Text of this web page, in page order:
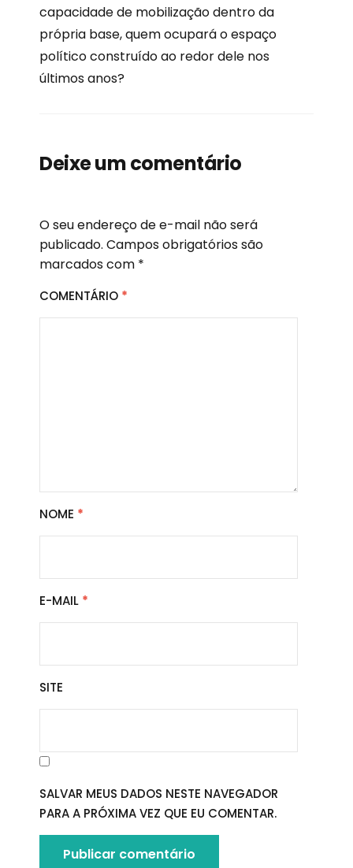
capacidade de mobilização dentro da
própria base, quem ocupará o espaço
político construído ao redor dele nos
últimos anos?
Deixe um comentário
O seu endereço de e-mail não será
publicado. Campos obrigatórios são
marcados com *
COMENTÁRIO *
NOME *
E-MAIL *
SITE
SALVAR MEUS DADOS NESTE NAVEGADOR
PARA A PRÓXIMA VEZ QUE EU COMENTAR.